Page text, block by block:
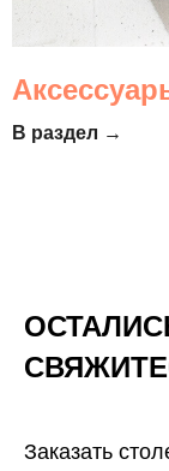
В раздел →
Заказать